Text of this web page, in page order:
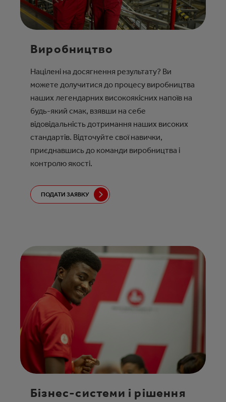
Виробництво
Націлені на досягнення результату? Ви
можете долучитися до процесу виробництва
наших легендарних високоякісних напоїв на
будь-який смак, взявши на себе
відовідальність дотримання наших високих
стандартів. Відточуйте свої навички,
приєднавшись до команди виробництва і
контролю якості.
ПОДАТИ ЗАЯВКУ
Бізнес-системи і рішення